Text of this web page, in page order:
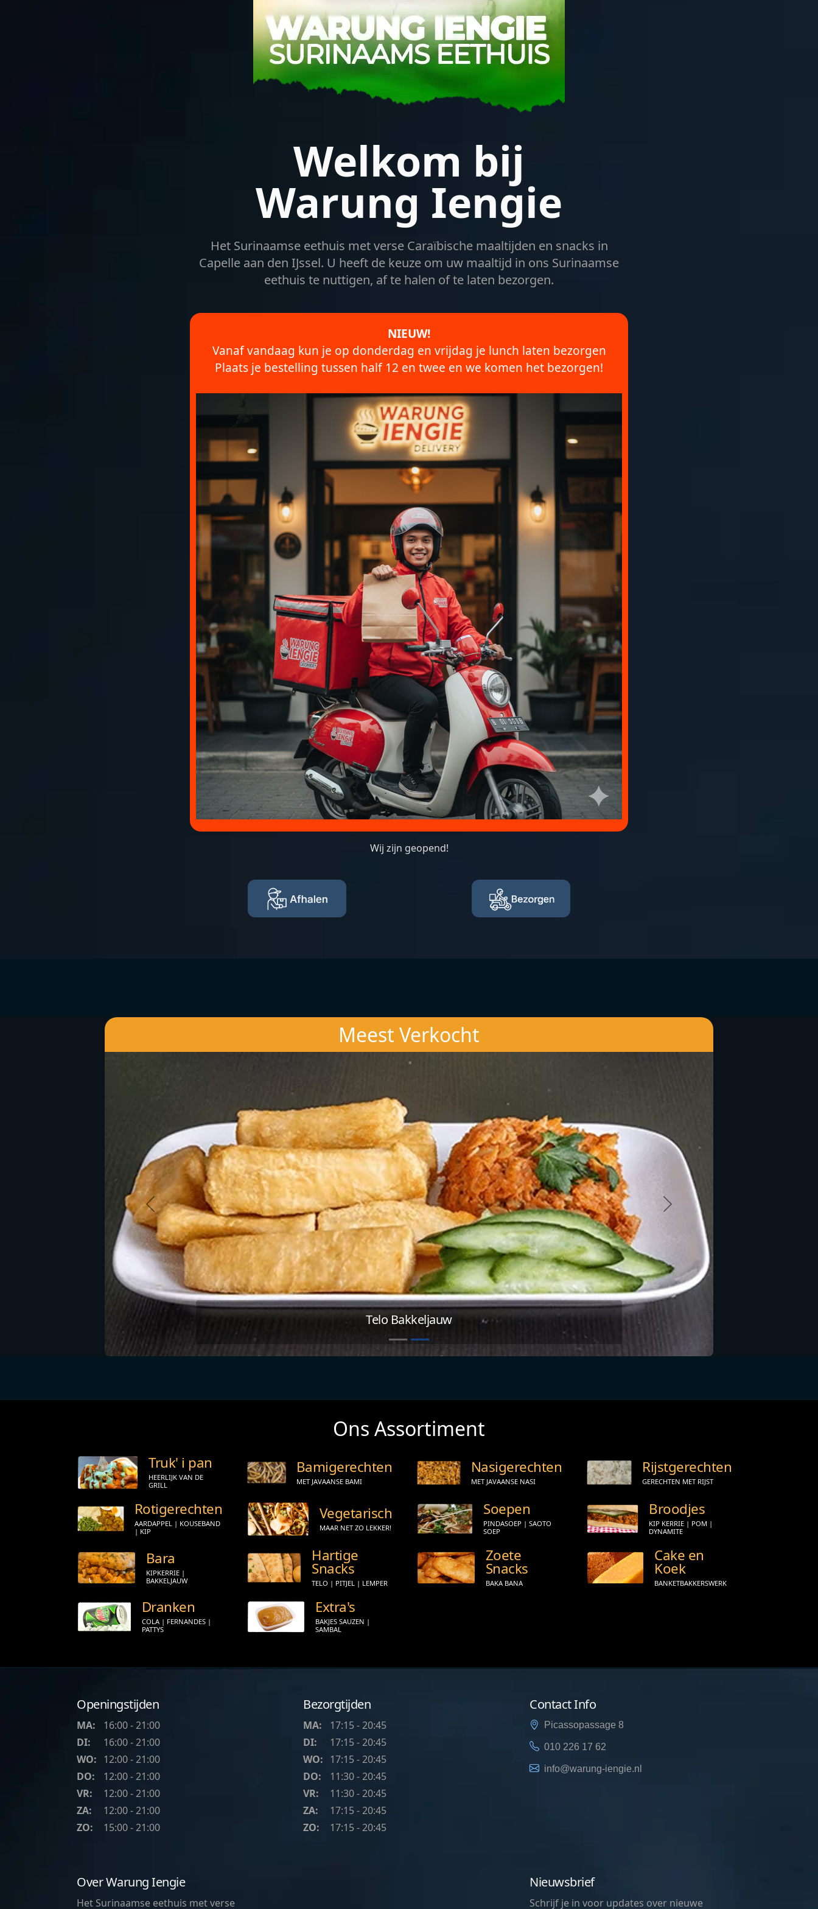
Welkom bij
Warung Iengie
Het Surinaamse eethuis met verse Caraïbische maaltijden en snacks in
Capelle aan den IJssel. U heeft de keuze om uw maaltijd in ons Surinaamse
eethuis te nuttigen, af te halen of te laten bezorgen.
NIEUW!
Vanaf vandaag kun je op donderdag en vrijdag je lunch laten bezorgen
Plaats je bestelling tussen half 12 en twee en we komen het bezorgen!
Wij zijn geopend!
Meest Verkocht
Roti Kipfilet
Vorige Volgende
Ons Assortiment
Truk' i pan
HEERLIJK VAN DE
GRILL
Bamigerechten
MET JAVAANSE BAMI
Nasigerechten
MET JAVAANSE NASI
Rijstgerechten
GERECHTEN MET RIJST
Rotigerechten
AARDAPPEL | KOUSEBAND
| KIP
Vegetarisch
MAAR NET ZO LEKKER!
Soepen
PINDASOEP | SAOTO
SOEP
Broodjes
KIP KERRIE | POM |
DYNAMITE
Bara
KIPKERRIE |
BAKKELJAUW
Hartige
Snacks
TELO | PITJEL | LEMPER
Zoete
Snacks
BAKA BANA
Cake en
Koek
BANKETBAKKERSWERK
Dranken
COLA | FERNANDES |
PATTYS
Extra's
BAKJES SAUZEN |
SAMBAL
Openingstijden
MA:
16:00 - 21:00
DI:
16:00 - 21:00
WO: 12:00 - 21:00
DO:
12:00 - 21:00
VR:
12:00 - 21:00
ZA:
12:00 - 21:00
ZO:
15:00 - 21:00
Bezorgtijden
MA:
17:15 - 20:45
DI:
17:15 - 20:45
WO: 17:15 - 20:45
DO:
11:30 - 20:45
VR:
11:30 - 20:45
ZA:
17:15 - 20:45
ZO:
17:15 - 20:45
Contact Info
Picassopassage 8
010 226 17 62
info@warung-iengie.nl
Over Warung Iengie
Het Surinaamse eethuis met verse
Nieuwsbrief
Schrijf je in voor updates over nieuwe